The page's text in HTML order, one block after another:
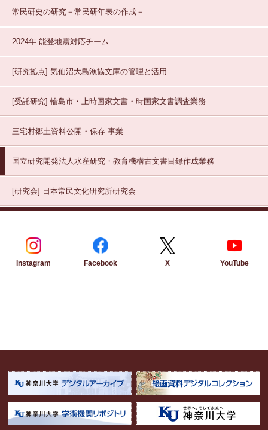
常民研史の研究－常民研年表の作成－
2024年 能登地震対応チーム
[研究拠点] 気仙沼大島漁協文庫の管理と活用
[受託研究] 輪島市・上時国家文書・時国家文書調査業務
三宅村郷土資料公開・保存 事業
国立研究開発法人水産研究・教育機構古文書目録作成業務
[研究会] 日本常民文化研究所研究会
Instagram Facebook X YouTube